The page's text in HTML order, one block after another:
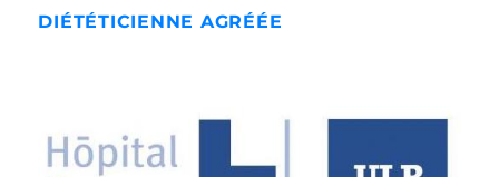
DIÉTÉTICIENNE AGRÉÉE